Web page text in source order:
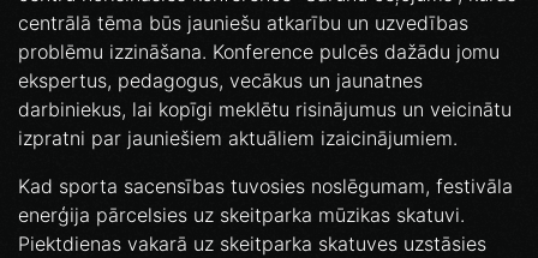
centrālā tēma būs jauniešu atkarību un uzvedības
problēmu izzināšana. Konference pulcēs dažādu jomu
ekspertus, pedagogus, vecākus un jaunatnes
darbiniekus, lai kopīgi meklētu risinājumus un veicinātu
izpratni par jauniešiem aktuāliem izaicinājumiem.
Kad sporta sacensības tuvosies noslēgumam, festivāla
enerģija pārcelsies uz skeitparka mūzikas skatuvi.
Piektdienas vakarā uz skeitparka skatuves uzstāsies